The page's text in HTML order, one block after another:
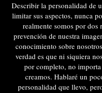
Describir la personalidad de
limitar sus aspectos, nunca
realmente somos por dos
prevención de nuestra
conocimiento sobre
verdad es que ni siquiera
por completo, no
creamos. Hablaré un
personalidad que llevo,